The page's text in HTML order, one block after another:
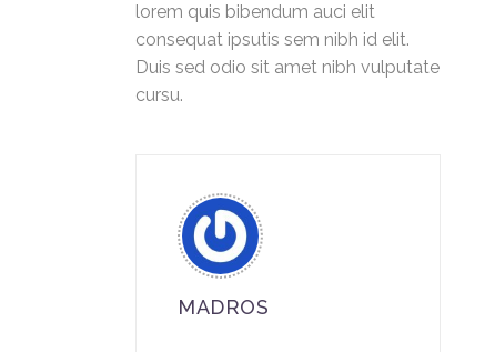
lorem quis bibendum auci elit
consequat ipsutis sem nibh id elit.
Duis sed odio sit amet nibh vulputate
cursu.
MADROS